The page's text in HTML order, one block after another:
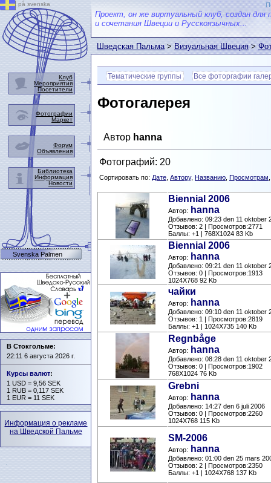
Проект, он же виртуальный клуб, создан для
и сочетания Швеции и Русскоязычных...
Шведская Пальма>Визуальная Швеция>
Тематические группы Все фоторгафии
Фотогалерея
Автор hanna
Фотографий: 20
Сортировать по: Дате, Автору, Названию, Просмотрам
Biennial 2006
Автор: hanna
Добавлено: 09:23 den 11 oktober
Отзывов: 2 | Просмотров:2771
Баллы: +1 | 768X1024 83 Kb
Biennial 2006
Автор: hanna
Добавлено: 09:21 den 11 oktober
Отзывов: 0 | Просмотров:1913
1024X768 92 Kb
чайки
Автор: hanna
Добавлено: 09:10 den 11 oktober
Отзывов: 1 | Просмотров:2819
Баллы: +1 | 1024X735 140 Kb
Regnbåge
Автор: hanna
Добавлено: 08:28 den 11 oktober
Отзывов: 0 | Просмотров:1902
768X1024 76 Kb
Grebni
Автор: hanna
Добавлено: 14:27 den 6 juli 2006
Отзывов: 0 | Просмотров:2260
1024X768 115 Kb
SM-2006
Автор: hanna
Добавлено: 01:00 den 25 mars
Отзывов: 2 | Просмотров:2350
Баллы: +1 | 1024X768 137 Kb
på svenska
Клуб
Мероприятия
Посетители
Фотографии
Маркет
Форум
Объявления
Библиотека
Информация
Новости
Svenska Palmen
В Стокгольме:
22:11 6 августа 2026 г.
Курсы валют:
1 USD = 9,56 SEK
1 RUB = 0,117 SEK
1 EUR = 11 SEK
Информация о рекламе
на Шведской Пальме